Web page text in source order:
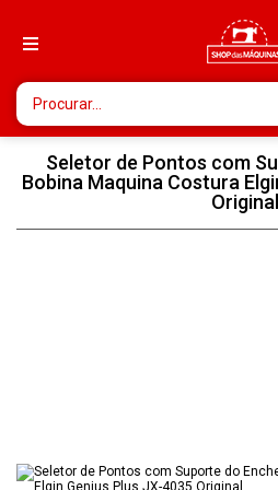
Seletor de Pontos com
Bobina Maquina Costura
Original